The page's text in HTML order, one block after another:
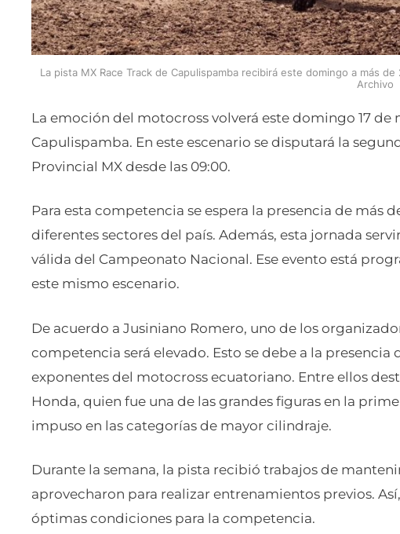
La pista MX Race Track de Capulispamba recibirá este domingo a más
Archivo
La emoción del motocross volverá este domingo 17 de
Capulispamba. En este escenario se disputará la
Provincial MX desde las 09:00.
Para esta competencia se espera la presencia de más
diferentes sectores del país. Además, esta jornada
válida del Campeonato Nacional. Ese evento está
este mismo escenario.
De acuerdo a Jusiniano Romero, uno de los
competencia será elevado. Esto se debe a la presencia
exponentes del motocross ecuatoriano. Entre ellos
Honda, quien fue una de las grandes figuras en la
impuso en las categorías de mayor cilindraje.
Durante la semana, la pista recibió trabajos de
aprovecharon para realizar entrenamientos previos.
óptimas condiciones para la competencia.